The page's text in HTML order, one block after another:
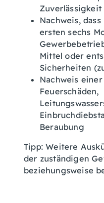
Zuverlässigkeit
Nachweis,
ersten sechs
Mittel oder
Sicherheiten
Nachweis
Feuerschäden,
Beraubung
Tipp: Weitere
der zuständigen
beziehungsweise